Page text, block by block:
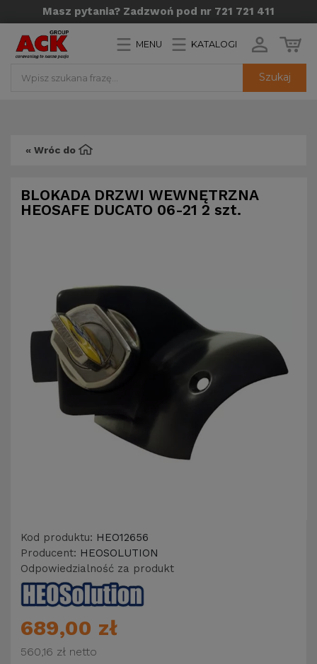
Masz pytania? Zadzwoń pod nr 721 721 411
Szukaj
MENU KATALOGI
« Wróc do
BLOKADA DRZWI WEWNĘTRZNA
HEOSAFE DUCATO 06-21 2 szt.
Kod produktu: HEO12656
Producent: HEOSOLUTION
Odpowiedzialność za produkt
689,00 zł
560,16 zł netto